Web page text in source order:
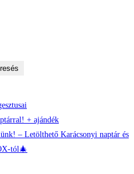
+ ajándék
– Letölthető Karácsonyi naptár és
tól🎄